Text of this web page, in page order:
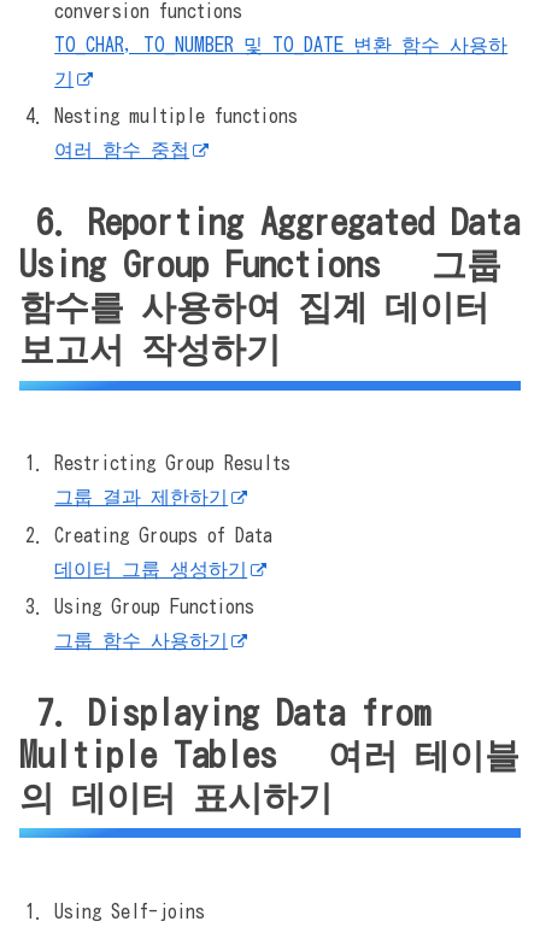
conversion functions
TO_CHAR, TO_NUMBER 및 TO_DATE 변환 함수 사용하
기
Nesting multiple functions
여러 함수 중첩
6. Reporting Aggregated Data
Using Group Functions 그룹
함수를 사용하여 집계 데이터
보고서 작성하기
Restricting Group Results
그룹 결과 제한하기
Creating Groups of Data
데이터 그룹 생성하기
Using Group Functions
그룹 함수 사용하기
7. Displaying Data from
Multiple Tables 여러 테이블
의 데이터 표시하기
Using Self-joins